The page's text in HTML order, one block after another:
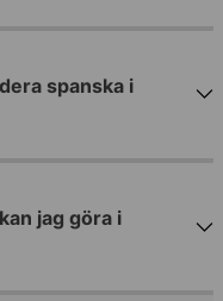
spanska i
jag göra i